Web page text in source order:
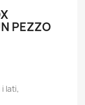
PEZZO
lati,